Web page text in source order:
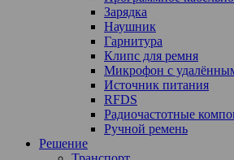
Зарядка
Наушник
Гарнитура
Клипс для ремня
Микрофон с
Источник питания
RFDS
Радиочастотные
Ручной ремень
Решение